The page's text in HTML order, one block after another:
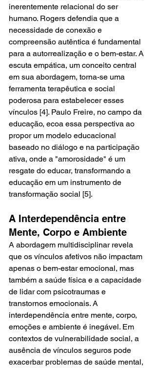
inerentemente relacional do ser
humano. Rogers defendia que a
necessidade de conexão e
compreensão autêntica é fundamental
para a autorrealização e o bem-estar. A
escuta empática, um conceito central
em sua abordagem, torna-se uma
ferramenta terapêutica e social
poderosa para estabelecer esses
vínculos [4]. Paulo Freire, no campo da
educação, ecoa essa perspectiva ao
propor um modelo educacional
baseado no diálogo e na participação
ativa, onde a "amorosidade" é um
resgate do educar, transformando a
educação em um instrumento de
transformação social [5].
A Interdependência entre
Mente, Corpo e Ambiente
A abordagem multidisciplinar revela
que os vínculos afetivos não impactam
apenas o bem-estar emocional, mas
também a saúde física e a capacidade
de lidar com psicotraumas e
transtornos emocionais. A
interdependência entre mente, corpo,
emoções e ambiente é inegável. Em
contextos de vulnerabilidade social, a
ausência de vínculos seguros pode
exacerbar problemas de saúde mental,